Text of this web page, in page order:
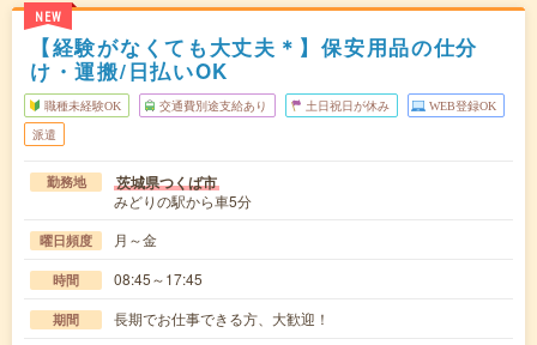
NEW
【経験がなくても大丈夫＊】保安用品の仕分
け・運搬/日払いOK
職種未経験OK 交通費別途支給あり 土日祝日が休み WEB登録OK
派遣
勤務地 茨城県つくば市
みどりの駅から車5分
曜日頻度 月～金
時間 08:45～17:45
期間 長期でお仕事できる方、大歓迎！